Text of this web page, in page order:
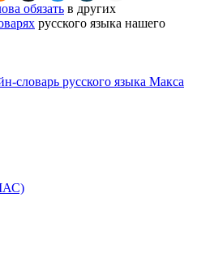
обязать в других
русского языка нашего
словарь русского языка Макса